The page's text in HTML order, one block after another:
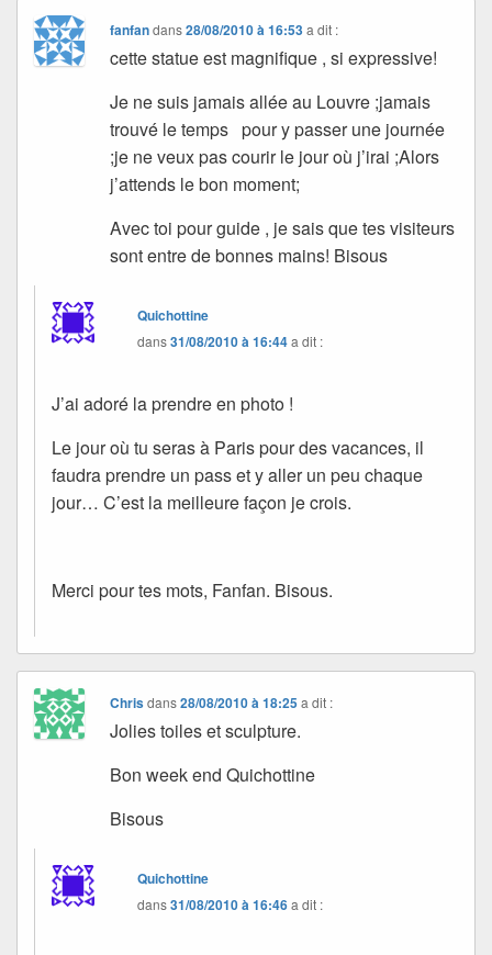
fanfandans28/08/2010 à 16:53 a dit :
cette statue est magnifique , si expressive!
Je ne suis jamais allée au Louvre ;jamais
trouvé le temps pour y passer une journée
;je ne veux pas courir le jour où j’irai ;Alors
j’attends le bon moment;
Avec toi pour guide , je sais que tes visiteurs
sont entre de bonnes mains! Bisous
Quichottine
dans31/08/2010 à 16:44a dit :
J’ai adoré la prendre en photo !
Le jour où tu seras à Paris pour des vacances, il
faudra prendre un pass et y aller un peu chaque
jour… C’est la meilleure façon je crois.
Merci pour tes mots, Fanfan. Bisous.
Chrisdans28/08/2010 à 18:25 a dit :
Jolies toiles et sculpture.
Bon week end Quichottine
Bisous
Quichottine
dans31/08/2010 à 16:46a dit :